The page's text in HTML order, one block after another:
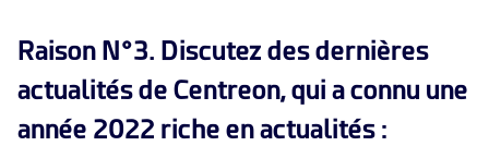
Raison N°3. Discutez des dernières
actualités de Centreon, qui a connu une
année 2022 riche en actualités :